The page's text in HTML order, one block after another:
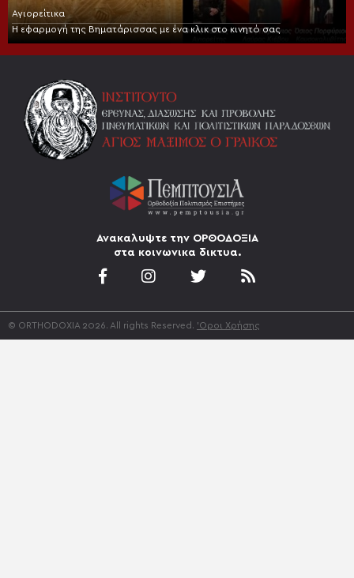
Αγιορείτικα
Η εφαρμογή της Βηματάρισσας με ένα κλικ στο κινητό σας
Ανακαλυψτε την ΟΡΘΟΔΟΞΙΑ
στα κοινωνικα δικτυα.
© ORTHODOXIA 2026. All rights Reserved. 'Οροι Χρήσης